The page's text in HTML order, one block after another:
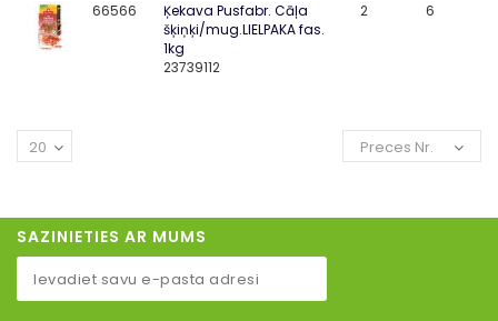
66566
Ķekava Pusfabr. Cāļa
šķiņķi/mug.LIELPAKA fas.
1kg
23739112
2 6
Preces Nr.
20
SAZINIETIES AR MUMS